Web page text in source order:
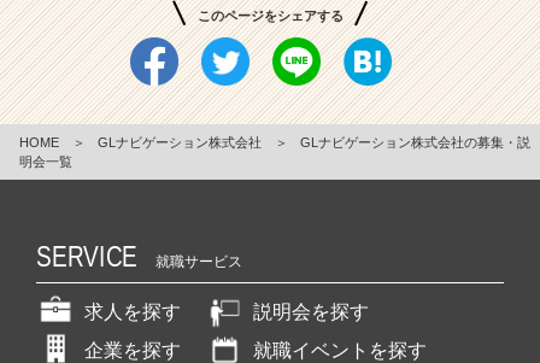
a
e
r）
このページをシェアする
HOME ＞ GLナビゲーション株式会社 ＞
GLナビゲーション株式会社の募集・説
明会一覧
SERVICE 就職サービス
求人を探す
説明会を探す
企業を探す
就職イベントを探す